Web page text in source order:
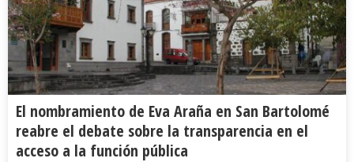
El nombramiento de Eva Araña en San Bartolomé
reabre el debate sobre la transparencia en el
acceso a la función pública